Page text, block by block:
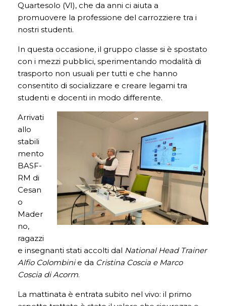
Quartesolo (VI), che da anni ci aiuta a
promuovere la professione del carrozziere tra i
nostri studenti.
In questa occasione, il gruppo classe si è spostato
con i mezzi pubblici, sperimentando modalità di
trasporto non usuali per tutti e che hanno
consentito di socializzare e creare legami tra
studenti e docenti in modo differente.
Arrivati
allo
stabili
mento
BASF-
RM di
Cesan
o
Mader
no,
ragazzi
e insegnanti stati accolti dal National Head Trainer
Alfio Colombinie da Cristina Coscia e Marco
Coscia di Acorm.
La mattinata è entrata subito nel vivo: il primo